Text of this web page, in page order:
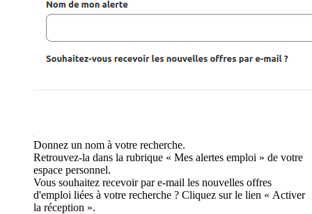
Donnez un nom à votre recherche.
Retrouvez-la dans la rubrique « Mes alertes emploi » de votre
espace personnel.
Vous souhaitez recevoir par e-mail les nouvelles offres
d'emploi liées à votre recherche ? Cliquez sur le lien « Activer
la réception ».